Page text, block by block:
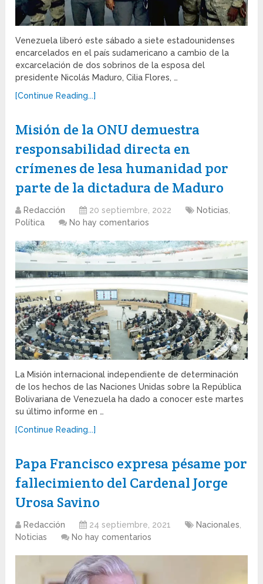
Venezuela liberó este sábado a siete estadounidenses
encarcelados en el país sudamericano a cambio de la
excarcelación de dos sobrinos de la esposa del
presidente Nicolás Maduro, Cilia Flores, …
[Continue Reading...]
Misión de la ONU demuestra
responsabilidad directa en
crímenes de lesa humanidad por
parte de la dictadura de Maduro
Redacción 20 septiembre, 2022 Noticias
Política
No hay comentarios
La Misión internacional independiente de determinación
de los hechos de las Naciones Unidas sobre la República
Bolivariana de Venezuela ha dado a conocer este martes
su último informe en …
[Continue Reading...]
Papa Francisco expresa pésame por
fallecimiento del Cardenal Jorge
Urosa Savino
Redacción 24 septiembre, 2021 Nacionales,
Noticias
No hay comentarios